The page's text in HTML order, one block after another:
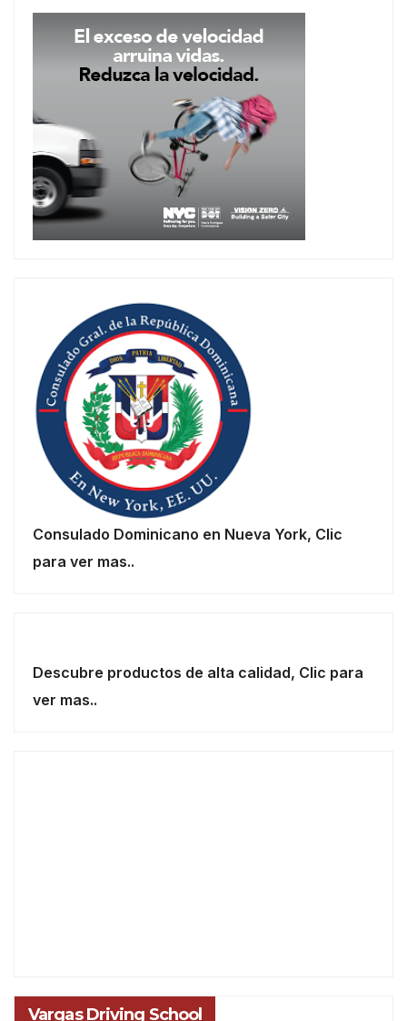
Consulado Dominicano en Nueva York, Clic
para ver mas..
Descubre productos de alta calidad, Clic para
ver mas..
Vargas Driving School